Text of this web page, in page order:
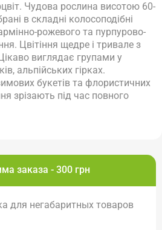
заказа - 300 грн
для негабаритных товаров
Чудова рослина висотою 60-
в складні колосоподібні
рожевого та пурпурово-
Цвітіння щедре і тривале з
Цікаво виглядає групами у
альпійських гірках.
букетів та флористичних
зрізають під час повного